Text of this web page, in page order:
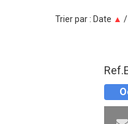
Trier par : Date ▲ /
Ref.